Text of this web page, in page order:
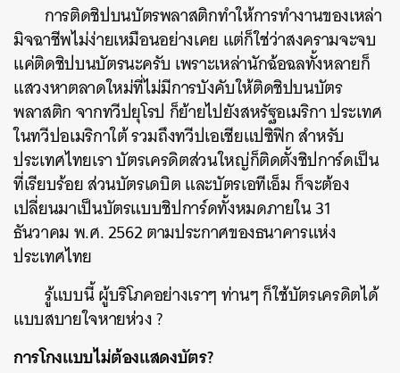
การติดชิปบนบัตรพลาสติกทำให้การทำงานของเหล่า
มิจฉาชีพไม่ง่ายเหมือนอย่างเคย แต่ก็ใช่ว่าสงครามจะจบ
แค่ติดชิปบนบัตรนะครับ เพราะเหล่านักฉ้อฉลทั้งหลายก็
แสวงหาตลาดใหม่ที่ไม่มีการบังคับให้ติดชิปบนบัตร
พลาสติก จากทวีปยุโรป ก็ย้ายไปยังสหรัฐอเมริกา ประเทศ
ในทวีปอเมริกาใต้ รวมถึงทวีปเอเชียแปซิฟิก สำหรับ
ประเทศไทยเรา บัตรเครดิตส่วนใหญ่ก็ติดตั้งชิปการ์ดเป็น
ที่เรียบร้อย ส่วนบัตรเดบิต และบัตรเอทีเอ็ม ก็จะต้อง
เปลี่ยนมาเป็นบัตรแบบชิปการ์ดทั้งหมดภายใน 31
ธันวาคม พ.ศ. 2562 ตามประกาศของธนาคารแห่ง
ประเทศไทย
รู้แบบนี้ ผู้บริโภคอย่างเราๆ ท่านๆ ก็ใช้บัตรเครดิตได้
แบบสบายใจหายห่วง ?
การโกงแบบไม่ต้องแสดงบัตร?